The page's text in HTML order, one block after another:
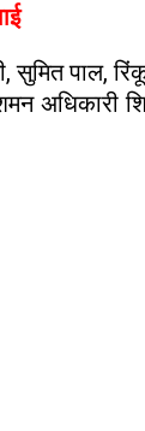
पाल,
अधिकारी